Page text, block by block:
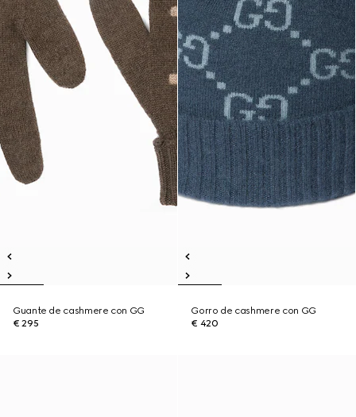
Guante de cashmere con GG
€ 295
Gorro de cashmere con GG
€ 420